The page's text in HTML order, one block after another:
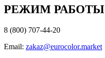
РЕЖИМ РАБОТЫ:
8 (800) 707-44-20
Email: zakaz@eurocolor.market